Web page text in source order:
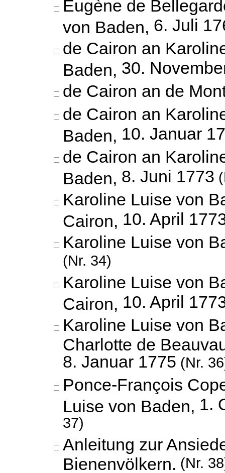
Eugène de
von Baden, 6. Juli
de Cairon an
Baden, 30.
de Cairon an de
de Cairon an
Baden, 10. Januar
de Cairon an
Baden, 8. Juni 1773
Karoline Luise von
Cairon, 10. April
Karoline Luise von
(Nr. 34)
Karoline Luise von
Cairon, 10. April
Karoline Luise von
Charlotte de
8. Januar 1775 (Nr.
Ponce-François
Luise von Baden, 1.
37)
Anleitung zur
Bienenvölkern. (Nr.